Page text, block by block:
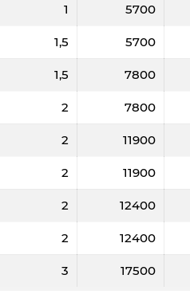
1 5700
1,5 5700
1,5 7800
2 7800
2 11900
2 11900
2 12400
2 12400
3 17500